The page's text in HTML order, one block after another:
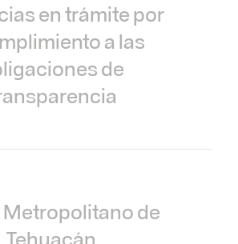
en trámite por
a las
de
Metropolitano de
Tehuacán